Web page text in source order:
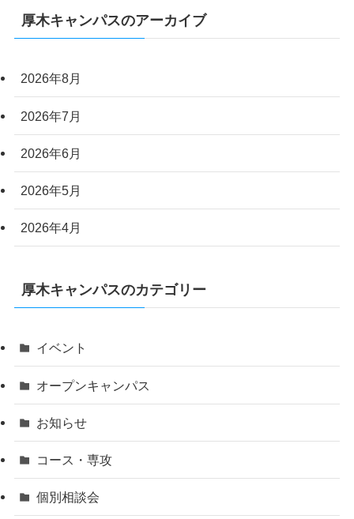
厚木キャンパスのアーカイブ
2026年8月
2026年7月
2026年6月
2026年5月
2026年4月
厚木キャンパスのカテゴリー
イベント
オープンキャンパス
お知らせ
コース・専攻
個別相談会